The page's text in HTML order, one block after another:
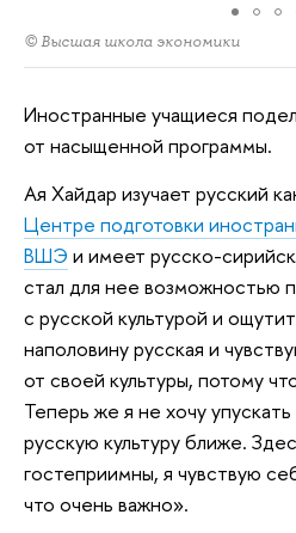
© Высшая школа экономики
Иностранные учащиеся
от насыщенной программы.
Ая Хайдар изучает русский
Центре подготовки
ВШЭ и имеет русско-
стал для нее возможностью
с русской культурой и
наполовину русская и
от своей культуры, потому
Теперь же я не хочу
русскую культуру ближе.
гостеприимны, я чувствую
что очень важно».